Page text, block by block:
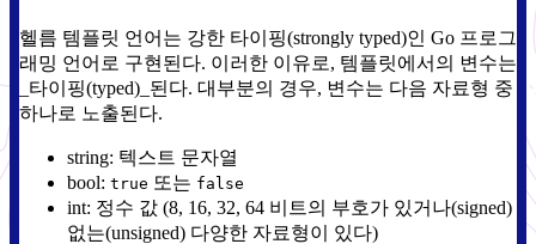
헬름 템플릿 언어는 강한 타이핑(strongly typed)인 Go 프로그
래밍 언어로 구현된다. 이러한 이유로, 템플릿에서의 변수는
_타이핑(typed)_된다. 대부분의 경우, 변수는 다음 자료형 중
하나로 노출된다.
string: 텍스트 문자열
bool: true 또는 false
int: 정수 값 (8, 16, 32, 64 비트의 부호가 있거나(signed)
없는(unsigned) 다양한 자료형이 있다)